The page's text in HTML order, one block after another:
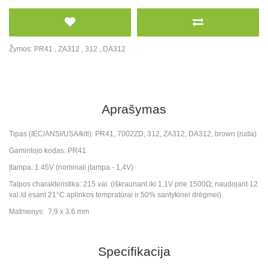
Žymos: PR41 , ZA312 , 312 , DA312
Aprašymas
Tipas (IEC/ANSI/USA/kiti): PR41, 7002ZD, 312, ZA312, DA312, brown (ruda)
Gamintojo kodas: PR41
Įtampa: 1.45V (nominali įtampa - 1,4V)
Talpos charakteristika: 215 val. (iškraunant iki 1,1V prie 1500Ω; naudojant 12
val./d esant 21°C aplinkos tempratūrai ir 50% santykinei drėgmei).
Matmenys: 7,9 x 3,6 mm
Specifikacija